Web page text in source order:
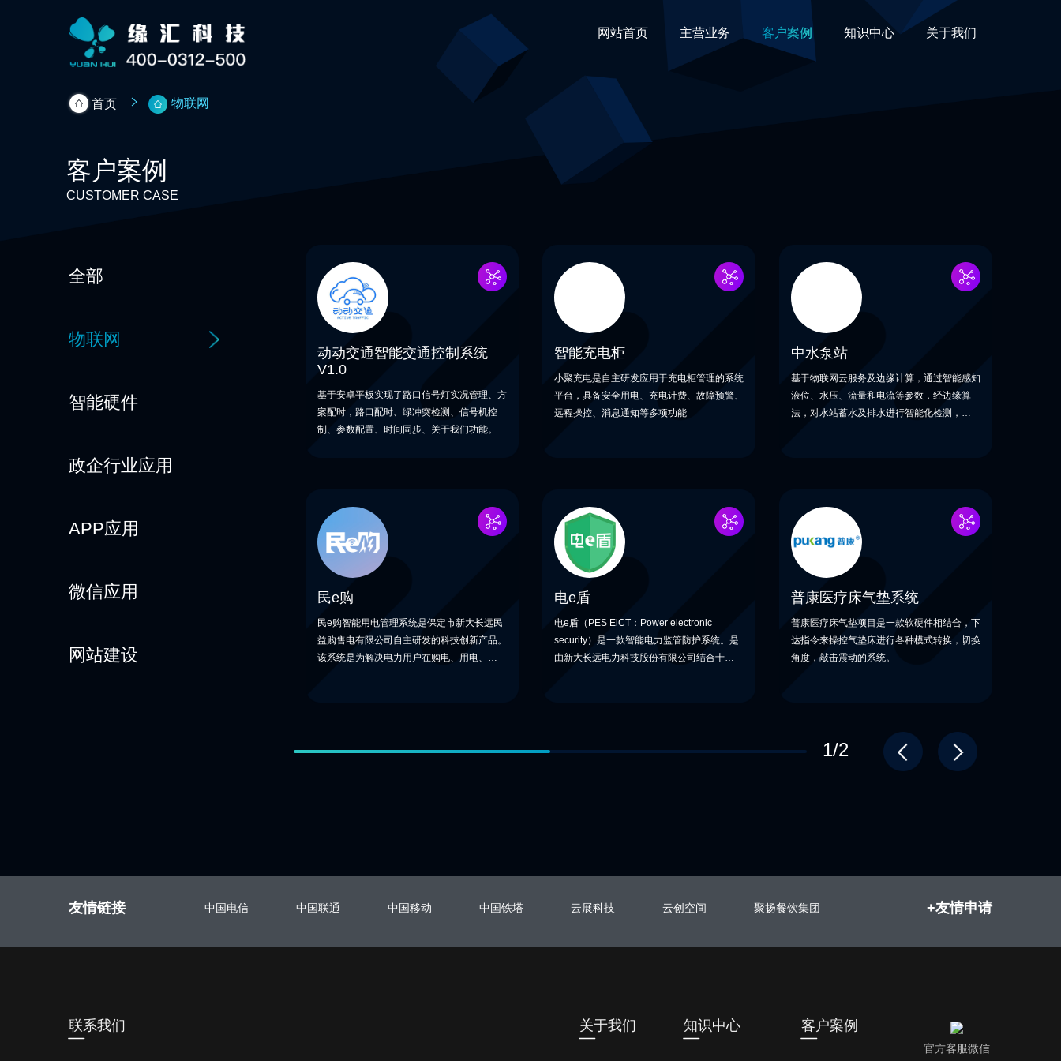
网站首页 主营业务 客户案例 知识中心 关于我们
首页 物联网
客户案例
CUSTOMER CASE
全部
物联网
智能硬件
政企行业应用
APP应用
微信应用
网站建设
动动交通智能交通控制系统
V1.0
基于安卓平板实现了路口信号灯实况管理、方
案配时，路口配时、绿冲突检测、信号机控
制、参数配置、时间同步、关于我们功能。
智能充电柜
小聚充电是自主研发应用于充电柜管理的系统
平台，具备安全用电、充电计费、故障预警、
远程操控、消息通知等多项功能
中水泵站
基于物联网云服务及边缘计算，通过智能感知
液位、水压、流量和电流等参数，经边缘算
法，对水站蓄水及排水进行智能化检测，预警
民e购
民e购智能用电管理系统是保定市新大长远民
益购售电有限公司自主研发的科技创新产品。
该系统是为解决电力用户在购电、用电、管电
电e盾
电e盾（PES EiCT：Power electronic
security）是一款智能电力监管防护系统。是
由新大长远电力科技股份有限公司结合十几年
普康医疗床气垫系统
普康医疗床气垫项目是一款软硬件相结合，下
达指令来操控气垫床进行各种模式转换，切换
角度，敲击震动的系统。
1/2
友情链接 中国电信 中国联通 中国移动 中国铁塔 云展科技 云创空间 聚扬餐饮集团 +友情申请
联系我们 关于我们 知识中心 客户案例
官方客服微信